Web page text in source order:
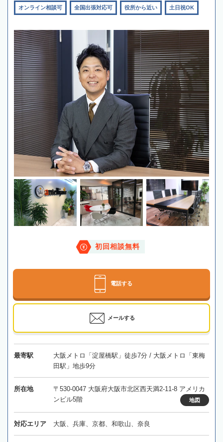
オンライン相談可 全国出張対応可 役所から近い 土日祝OK
初回相談無料
電話する
メールする
最寄駅
大阪メトロ「淀屋橋駅」徒歩7分 / 大阪メトロ「東梅
田駅」地歩9分
所在地
〒530-0047 大阪府大阪市北区西天満2-11-8 アメリカ
ンビル5階
地図
対応エリア 大阪、兵庫、京都、和歌山、奈良